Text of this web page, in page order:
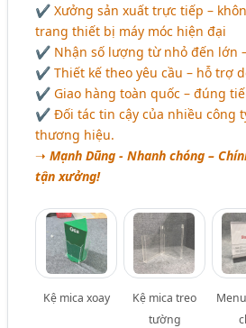
✔ Xưởng sản xuất trực tiếp –
trang thiết bị máy móc hiện đại
✔ Nhận số lượng từ nhỏ đến lớn
✔ Thiết kế theo yêu cầu – hỗ trợ
✔ Giao hàng toàn quốc – đúng
✔ Đối tác tin cậy của nhiều công
thương hiệu.
➝Mạnh Dũng - Nhanh chóng –
tận xưởng!
Kệ mica xoay
Kệ mica treo
tường